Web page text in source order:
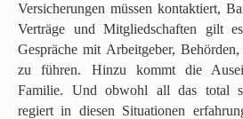
Versicherungen müssen kontaktiert,
Verträge und Mitgliedschaften gilt
Gespräche mit Arbeitgeber,
zu führen. Hinzu kommt die
Familie. Und obwohl all das total
regiert in diesen Situationen